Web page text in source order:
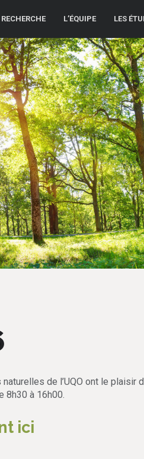
RECHERCHE L’ÉQUIPE LES
de l’UQO ont le plaisir
8h30 à 16h00.
ici